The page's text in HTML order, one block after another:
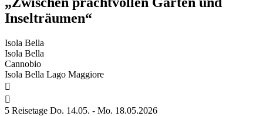
Inselträumen“
Isola Bella
Isola Bella
Cannobio
Isola Bella Lago Maggiore


5 Reisetage Do. 14.05. - Mo. 18.05.2026